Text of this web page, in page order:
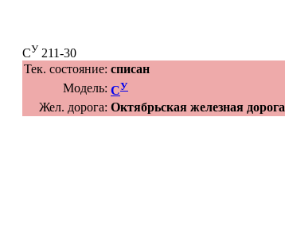
СУ 211-30
Тек. состояние: списан
Модель: СУ
Жел. дорога: Октябрьская железная дорога